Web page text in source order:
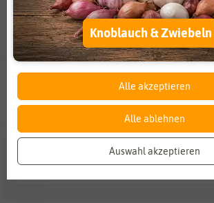
zwischen verschiedenen Durchmessern und
Passende aus.
0 Ergebnissegefunden in Alu-Flexrohre
Externe Medien
Weitere Einstellungen
Alle akzeptieren
Alle ablehnen
Auswahl akzeptieren
Knoblauch & Zwiebeln